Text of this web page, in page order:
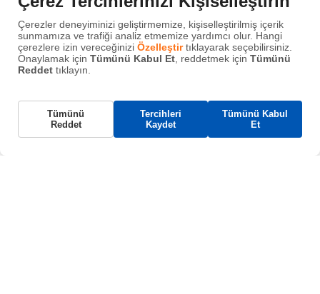
BİZİ TAKİP EDİN
Çerezler deneyiminizi geliştirmemize, kişiselleştirilmiş içerik
sunmamıza ve trafiği analiz etmemize yardımcı olur. Hangi
çerezlere izin vereceğinizi Özelleştirtıklayarak seçebilirsiniz.
Onaylamak için Tümünü Kabul Et , reddetmek için Tümünü
Reddet tıklayın.
Gerekli Çerezler
Bu çerezler, web sitemizin çalışması için gereklidir
ve sistemlerimizde kapatılamaz. Bunlar genellikle
Tümünü
Reddet
Tercihleri
Kaydet
Tümünü Kabul
Et